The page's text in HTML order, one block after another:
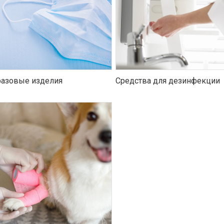
изделия Средства для дезинфекции